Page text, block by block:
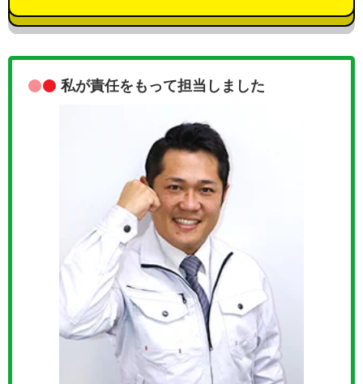
私が責任をもって担当しました